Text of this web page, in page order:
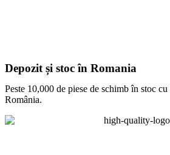
Depozit și stoc în Romania
Peste 10,000 de piese de schimb în stoc
România.